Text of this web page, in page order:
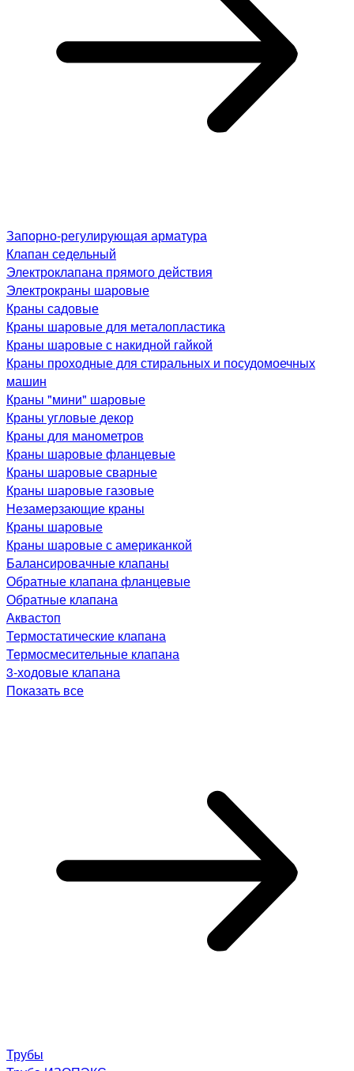
Запорно-регулирующая арматура
Клапан седельный
Электроклапана прямого действия
Электрокраны шаровые
Краны садовые
Краны шаровые для металопластика
Краны шаровые с накидной гайкой
Краны проходные для стиральных и посудомоечных
машин
Краны "мини" шаровые
Краны угловые декор
Краны для манометров
Краны шаровые фланцевые
Краны шаровые сварные
Краны шаровые газовые
Незамерзающие краны
Краны шаровые
Краны шаровые с американкой
Балансировачные клапаны
Обратные клапана фланцевые
Обратные клапана
Аквастоп
Термостатические клапана
Термосмесительные клапана
3-ходовые клапана
Показать все
Трубы